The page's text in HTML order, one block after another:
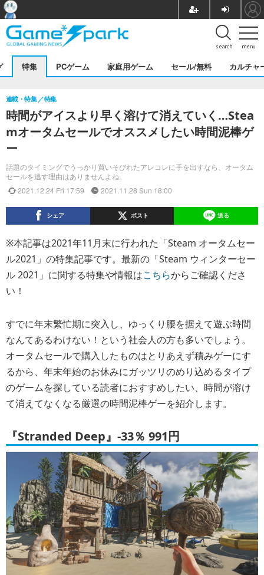
menu
search
特集 PCゲーム 家庭用ゲーム セール/無料 カルチャ
時間がアイスより早く溶けて消えていく…Stea
mオータムセールでオススメしたい時間泥棒ゲ
ー
話題のタイミングでうっかり買いそびれたアレコレに手を出すなら、オータム
セールを逃す理由はありませんよね。
連載・特集 特集
2021.12.24 Fri 17:59 2021.11.28 Sun 18:00
シェア ポスト 送る
※本記事は2021年11月末に行われた「Steam オータムセー
ル2021」の特集記事です。最新の「Steam ウィンターセー
ル 2021」に関する特集や情報はこちらからご確認くださ
い！
すでに年末繁忙期に突入し、ゆっくり腰を据えて遊ぶ時間
なんてあるわけない！という社会人の方も多いでしょう。
オータムセールで購入したものはとりあえず積みゲーにす
るから、年末年始のお休みにガッツリのめり込めるタイプ
のゲームを探している読者におすすめしたい、時間が溶け
て消えてなくなる厳選の時間泥棒ゲーを紹介します。
『Stranded Deep』-33％ 991円